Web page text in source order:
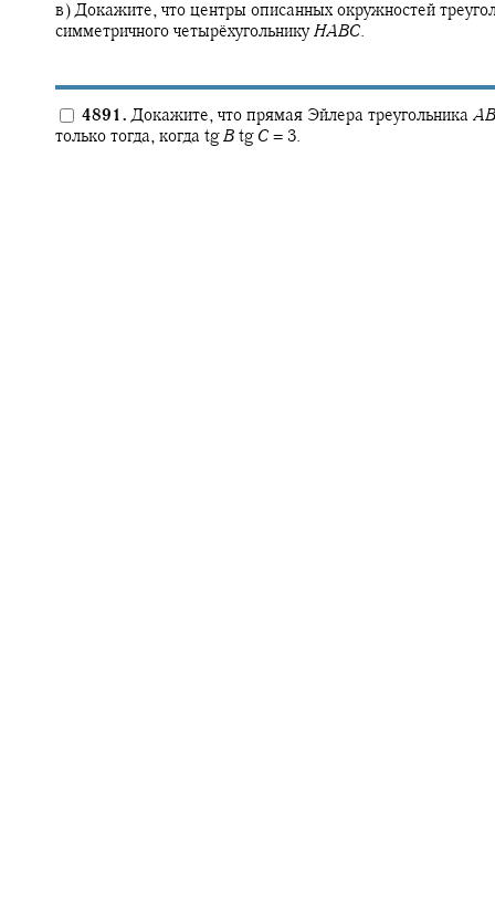
в) Докажите, что центры описанных окружностей
симметричного четырёхугольникуHABC.
4891. Докажите, что прямая Эйлера треугольника AB
только тогда, когда tgB tg C = 3.